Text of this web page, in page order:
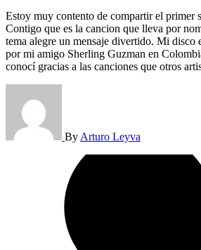
Estoy muy contento de compartir el primer
Contigo que es la cancion que lleva por
tema alegre un mensaje divertido. Mi disco
por mi amigo Sherling Guzman en
conocí gracias a las canciones que otros
By Arturo Leyva